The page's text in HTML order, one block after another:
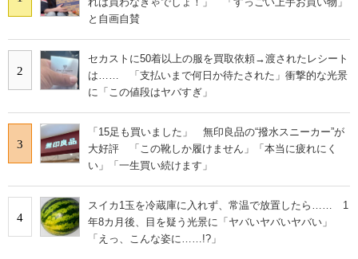
と自画自賛
2
セカストに50着以上の服を買取依頼→渡されたレシート
は…… 「支払いまで何日か待たされた」衝撃的な光景
に「この値段はヤバすぎ」
3
「15足も買いました」 無印良品の“撥水スニーカー”が
大好評 「この靴しか履けません」「本当に疲れにく
い」「一生買い続けます」
4
スイカ1玉を冷蔵庫に入れず、常温で放置したら…… 1
年8カ月後、目を疑う光景に「ヤバいヤバいヤバい」
「えっ、こんな姿に……!?」